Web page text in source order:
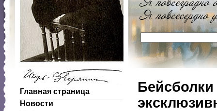
Главная страница
Новости
Бейсболки